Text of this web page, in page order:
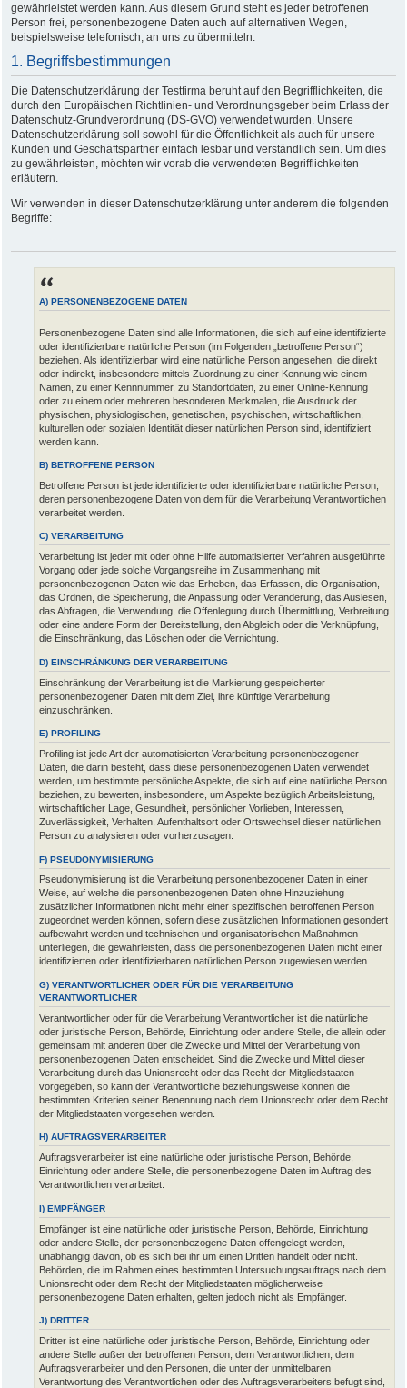
gewährleistet werden kann. Aus diesem Grund steht es jeder betroffenen
Person frei, personenbezogene Daten auch auf alternativen Wegen,
beispielsweise telefonisch, an uns zu übermitteln.
1. Begriffsbestimmungen
Die Datenschutzerklärung der Testfirma beruht auf den Begrifflichkeiten, die
durch den Europäischen Richtlinien- und Verordnungsgeber beim Erlass der
Datenschutz-Grundverordnung (DS-GVO) verwendet wurden. Unsere
Datenschutzerklärung soll sowohl für die Öffentlichkeit als auch für unsere
Kunden und Geschäftspartner einfach lesbar und verständlich sein. Um dies
zu gewährleisten, möchten wir vorab die verwendeten Begrifflichkeiten
erläutern.
Wir verwenden in dieser Datenschutzerklärung unter anderem die folgenden
Begriffe:
A) PERSONENBEZOGENE DATEN
Personenbezogene Daten sind alle Informationen, die sich auf eine identifizierte
oder identifizierbare natürliche Person (im Folgenden „betroffene Person“)
beziehen. Als identifizierbar wird eine natürliche Person angesehen, die direkt
oder indirekt, insbesondere mittels Zuordnung zu einer Kennung wie einem
Namen, zu einer Kennnummer, zu Standortdaten, zu einer Online-Kennung
oder zu einem oder mehreren besonderen Merkmalen, die Ausdruck der
physischen, physiologischen, genetischen, psychischen, wirtschaftlichen,
kulturellen oder sozialen Identität dieser natürlichen Person sind, identifiziert
werden kann.
B) BETROFFENE PERSON
Betroffene Person ist jede identifizierte oder identifizierbare natürliche Person,
deren personenbezogene Daten von dem für die Verarbeitung Verantwortlichen
verarbeitet werden.
C) VERARBEITUNG
Verarbeitung ist jeder mit oder ohne Hilfe automatisierter Verfahren ausgeführte
Vorgang oder jede solche Vorgangsreihe im Zusammenhang mit
personenbezogenen Daten wie das Erheben, das Erfassen, die Organisation,
das Ordnen, die Speicherung, die Anpassung oder Veränderung, das Auslesen,
das Abfragen, die Verwendung, die Offenlegung durch Übermittlung, Verbreitung
oder eine andere Form der Bereitstellung, den Abgleich oder die Verknüpfung,
die Einschränkung, das Löschen oder die Vernichtung.
D) EINSCHRÄNKUNG DER VERARBEITUNG
Einschränkung der Verarbeitung ist die Markierung gespeicherter
personenbezogener Daten mit dem Ziel, ihre künftige Verarbeitung
einzuschränken.
E) PROFILING
Profiling ist jede Art der automatisierten Verarbeitung personenbezogener
Daten, die darin besteht, dass diese personenbezogenen Daten verwendet
werden, um bestimmte persönliche Aspekte, die sich auf eine natürliche Person
beziehen, zu bewerten, insbesondere, um Aspekte bezüglich Arbeitsleistung,
wirtschaftlicher Lage, Gesundheit, persönlicher Vorlieben, Interessen,
Zuverlässigkeit, Verhalten, Aufenthaltsort oder Ortswechsel dieser natürlichen
Person zu analysieren oder vorherzusagen.
F) PSEUDONYMISIERUNG
Pseudonymisierung ist die Verarbeitung personenbezogener Daten in einer
Weise, auf welche die personenbezogenen Daten ohne Hinzuziehung
zusätzlicher Informationen nicht mehr einer spezifischen betroffenen Person
zugeordnet werden können, sofern diese zusätzlichen Informationen gesondert
aufbewahrt werden und technischen und organisatorischen Maßnahmen
unterliegen, die gewährleisten, dass die personenbezogenen Daten nicht einer
identifizierten oder identifizierbaren natürlichen Person zugewiesen werden.
G) VERANTWORTLICHER ODER FÜR DIE VERARBEITUNG
VERANTWORTLICHER
Verantwortlicher oder für die Verarbeitung Verantwortlicher ist die natürliche
oder juristische Person, Behörde, Einrichtung oder andere Stelle, die allein oder
gemeinsam mit anderen über die Zwecke und Mittel der Verarbeitung von
personenbezogenen Daten entscheidet. Sind die Zwecke und Mittel dieser
Verarbeitung durch das Unionsrecht oder das Recht der Mitgliedstaaten
vorgegeben, so kann der Verantwortliche beziehungsweise können die
bestimmten Kriterien seiner Benennung nach dem Unionsrecht oder dem Recht
der Mitgliedstaaten vorgesehen werden.
H) AUFTRAGSVERARBEITER
Auftragsverarbeiter ist eine natürliche oder juristische Person, Behörde,
Einrichtung oder andere Stelle, die personenbezogene Daten im Auftrag des
Verantwortlichen verarbeitet.
I) EMPFÄNGER
Empfänger ist eine natürliche oder juristische Person, Behörde, Einrichtung
oder andere Stelle, der personenbezogene Daten offengelegt werden,
unabhängig davon, ob es sich bei ihr um einen Dritten handelt oder nicht.
Behörden, die im Rahmen eines bestimmten Untersuchungsauftrags nach dem
Unionsrecht oder dem Recht der Mitgliedstaaten möglicherweise
personenbezogene Daten erhalten, gelten jedoch nicht als Empfänger.
J) DRITTER
Dritter ist eine natürliche oder juristische Person, Behörde, Einrichtung oder
andere Stelle außer der betroffenen Person, dem Verantwortlichen, dem
Auftragsverarbeiter und den Personen, die unter der unmittelbaren
Verantwortung des Verantwortlichen oder des Auftragsverarbeiters befugt sind,